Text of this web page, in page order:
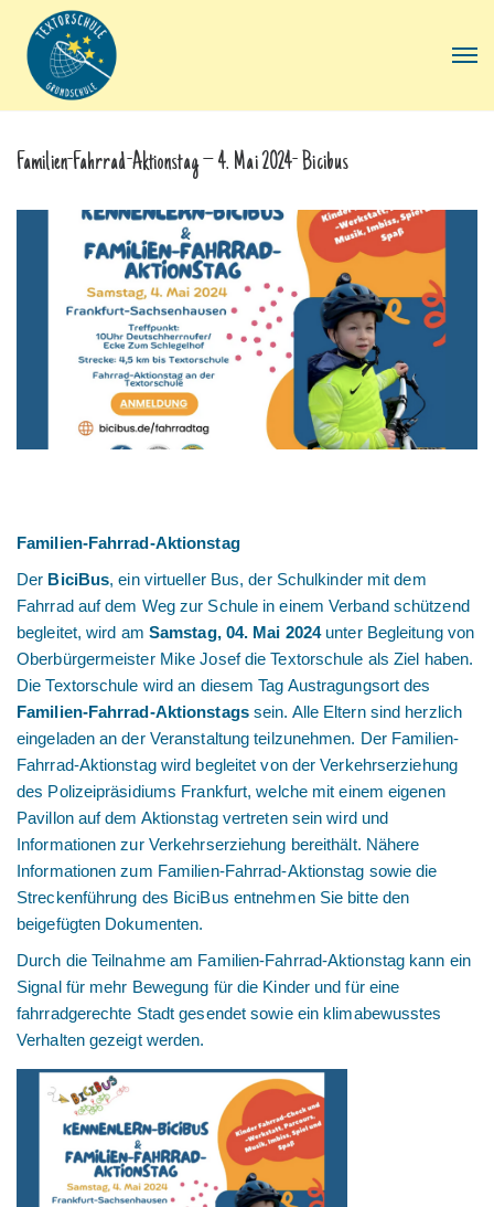
Familien-Fahrrad-Aktionstag – 4. Mai 2024- Bicibus
Familien-Fahrrad-Aktionstag
Der BiciBus, ein virtueller Bus, der Schulkinder mit dem
Fahrrad auf dem Weg zur Schule in einem Verband schützend
begleitet, wird am Samstag, 04. Mai 2024unter Begleitung von
Oberbürgermeister Mike Josef die Textorschule als Ziel haben.
Die Textorschule wird an diesem Tag Austragungsort des
Familien-Fahrrad-Aktionstagssein. Alle Eltern sind herzlich
eingeladen an der Veranstaltung teilzunehmen. Der Familien-
Fahrrad-Aktionstag wird begleitet von der Verkehrserziehung
des Polizeipräsidiums Frankfurt, welche mit einem eigenen
Pavillon auf dem Aktionstag vertreten sein wird und
Informationen zur Verkehrserziehung bereithält. Nähere
Informationen zum Familien-Fahrrad-Aktionstag sowie die
Streckenführung des BiciBus entnehmen Sie bitte den
beigefügten Dokumenten.
Durch die Teilnahme am Familien-Fahrrad-Aktionstag kann ein
Signal für mehr Bewegung für die Kinder und für eine
fahrradgerechte Stadt gesendet sowie ein klimabewusstes
Verhalten gezeigt werden.